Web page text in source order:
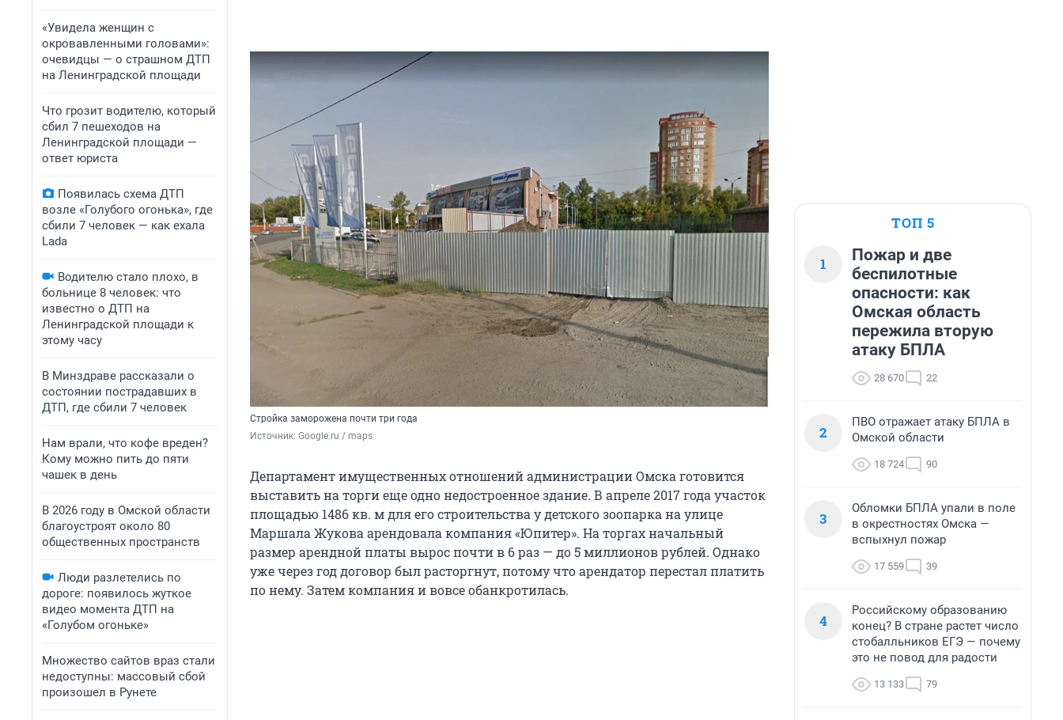
«Увидела женщин с
окровавленными головами»:
очевидцы — о страшном ДТП
на Ленинградской площади
Что грозит водителю, который
сбил 7 пешеходов на
Ленинградской площади —
ответ юриста
Появилась схема ДТП
возле «Голубого огонька», где
сбили 7 человек — как ехала
Lada
Водителю стало плохо, в
больнице 8 человек: что
известно о ДТП на
Ленинградской площади к
этому часу
В Минздраве рассказали о
состоянии пострадавших в
ДТП, где сбили 7 человек
Нам врали, что кофе вреден?
Кому можно пить до пяти
чашек в день
В 2026 году в Омской области
благоустроят около 80
общественных пространств
Люди разлетелись по
дороге: появилось жуткое
видео момента ДТП на
«Голубом огоньке»
Множество сайтов враз стали
недоступны: массовый сбой
произошел в Рунете
Стройка заморожена почти три года
Источник: Google.ru / maps
Департамент имущественных отношений администрации Омска готовится
выставить на торги еще одно недостроенное здание. В апреле 2017 года участок
площадью 1486 кв. м для его строительства у детского зоопарка на улице
Маршала Жукова арендовала компания «Юпитер». На торгах начальный
размер арендной платы вырос почти в 6 раз — до 5 миллионов рублей. Однако
уже через год договор был расторгнут, потому что арендатор перестал платить
по нему. Затем компания и вовсе обанкротилась.
ТОП 5
1
Пожар и две
беспилотные
опасности: как
Омская область
пережила вторую
атаку БПЛА
28 670 22
2
ПВО отражает атаку БПЛА в
Омской области
18 724 90
3
Обломки БПЛА упали в поле
в окрестностях Омска —
вспыхнул пожар
17 559 39
4
Российскому образованию
конец? В стране растет число
стобалльников ЕГЭ — почему
это не повод для радости
13 133 79